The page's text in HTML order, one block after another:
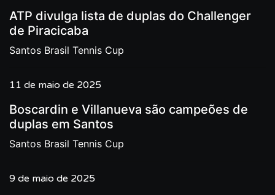
ATP divulga lista de duplas do Challenger
de Piracicaba
Santos Brasil Tennis Cup
11 de maio de 2025
Boscardin e Villanueva são campeões de
duplas em Santos
Santos Brasil Tennis Cup
9 de maio de 2025